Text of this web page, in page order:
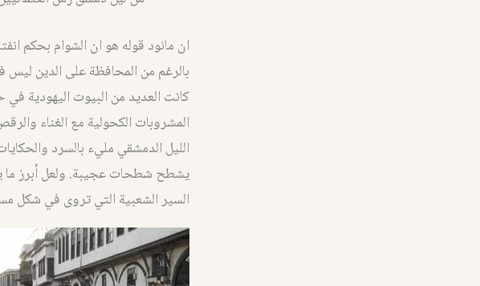
ان مانود قوله هو ان الشوام بحكم
بالرغم من المحافظة على الدين
كانت العديد من البيوت اليهودية
المشروبات الكحولية مع الغناء
الليل الدمشقي مليء بالسرد
يشطح شطحات عجيبة. ولعل أبرز ما
السير الشعبية التي تروى في شكل